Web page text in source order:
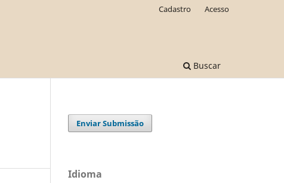
Buscar
Cadastro Acesso
Enviar Submissão
Idioma